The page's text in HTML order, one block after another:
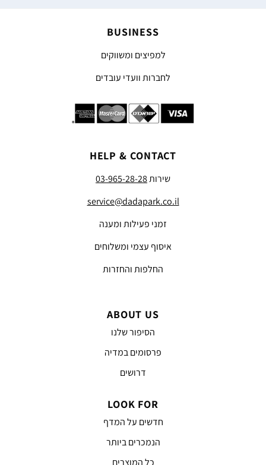
BUSINESS
למפיצים ומשווקים
לחברות וועדי עובדים
HELP & CONTACT
שירות03-965-28-28
service@dadapark.co.il
זמני פעילות ומענה
איסוף עצמי ומשלוחים
החלפות והחזרות
ABOUT US
הסיפור שלנו
פרסומים במדיה
דרושים
LOOK FOR
חדשים על המדף
הנמכרים ביותר
כל המוצרים